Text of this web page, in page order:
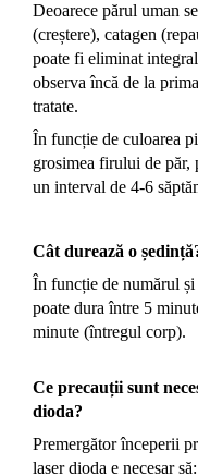
Deoarece părul uman
(creștere), catagen
poate fi eliminat
observa încă de la
tratate.
În funcție de culoarea
grosimea firului de păr,
un interval de 4-6
Cât durează o
În funcție de numărul și
poate dura între 5
minute (întregul corp).
Ce precauții sunt
dioda?
Premergător începerii
laser dioda e necesar să: